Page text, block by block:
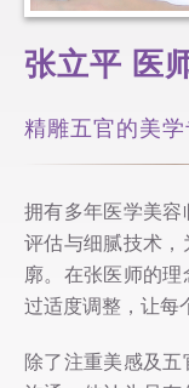
张立平 医
精雕五官的美
拥有多年医学美
评估与细腻技术
廓。在张医师的
过适度调整，让每
除了注重美感及